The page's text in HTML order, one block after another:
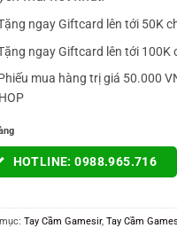
ngay Giftcard lên tới 50K
ngay Giftcard lên tới
mua hàng trị giá 50.000
HOTLINE: 0988.965.716
Tay Cầm Gamesir,Tay Cầm